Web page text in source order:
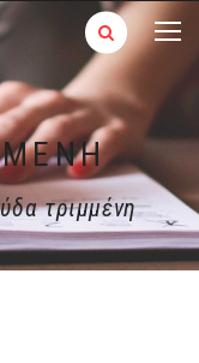
τριμμένη